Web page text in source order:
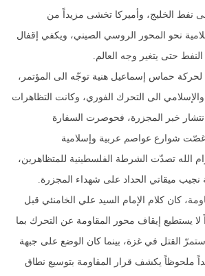
نفط الخليج، وأميركا تخشى مزيداً من
نحو المحور الروسي الصيني، ويكفي إقفال
حتى يتغير وجه العالم.
حماس إسماعيل هنية توجّه الى المؤتمر،
الى التحرك الفوري، وكانت التظاهرات
خبر المجزرة، فحوصرت السفارة
وغصّت شوارع عواصم عربية وإسلامية
الله تصدّت الشرطة الفلسطينية للمتظاهرين،
ميقاتي الحداد على شهداء المجزرة.
كان كلام الإمام السيد علي الخامنئي قبل
لا يستطيع إيقاف محور المقاومة عن التحرك بما
القتل في غزة، بينما كان الوضع على جبهة
ملحوظاً يكشف قرار المقاومة بتوسيع نطاق